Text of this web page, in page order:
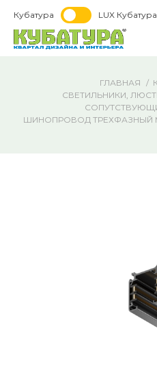
Кубатура LUX Кубатура
ГЛАВНАЯ
СВЕТИЛЬНИКИ,
ШИНОПРОВОД ТРЕХФАЗНЫЙ